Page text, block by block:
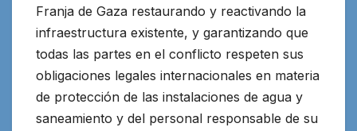
Franja de Gaza restaurando y reactivando la
infraestructura existente, y garantizando que
todas las partes en el conflicto respeten sus
obligaciones legales internacionales en materia
de protección de las instalaciones de agua y
saneamiento y del personal responsable de su